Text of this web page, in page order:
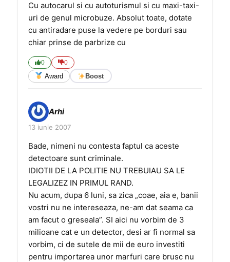
Cu autocarul si cu autoturismul si cu maxi-taxi-
uri de genul microbuze. Absolut toate, dotate
cu antiradare puse la vedere pe borduri sau
chiar prinse de parbrize cu
0 0
Award Boost
Arhi
13 iunie 2007
Bade, nimeni nu contesta faptul ca aceste
detectoare sunt criminale.
IDIOTII DE LA POLITIE NU TREBUIAU SA LE
LEGALIZEZ IN PRIMUL RAND.
Nu acum, dupa 6 luni, sa zica „coae, aia e, banii
vostri nu ne intereseaza, ne-am dat seama ca
am facut o greseala”. SI aici nu vorbim de 3
milioane cat e un detector, desi ar fi normal sa
vorbim, ci de sutele de mii de euro investiti
pentru importarea unor marfuri care brusc nu